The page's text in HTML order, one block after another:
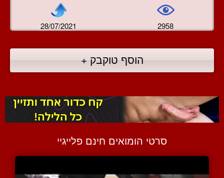
28/07/2021 2958
הוסף טוקבק +
סרטי הומואים חינם פלייגיי